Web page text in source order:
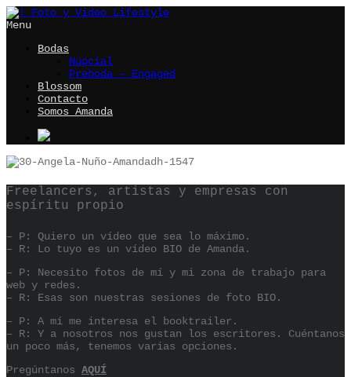
Menu
Bodas
Nupcial
Preboda – Engaged
Blossom
Contacto
Somos Amanda
Freelancers, artistas y empresas con
espíritu propio
– P: Quiero un vídeo que sea lo máximo.
– R: Lo tuyo es un vídeo BIO de Amanda.
– P: Necesito fotos de mí y mi zona de trabajo para
web y redes.
– R: Esas son nuestras sesiones de foto BIO.
– P: A mí me interesa el booktrailer.
– R: Y a nosotros nos gustan los escritores. Cuéntanos
un poco más, tenemos varias opciones.
Pregúntanos AQUÍ